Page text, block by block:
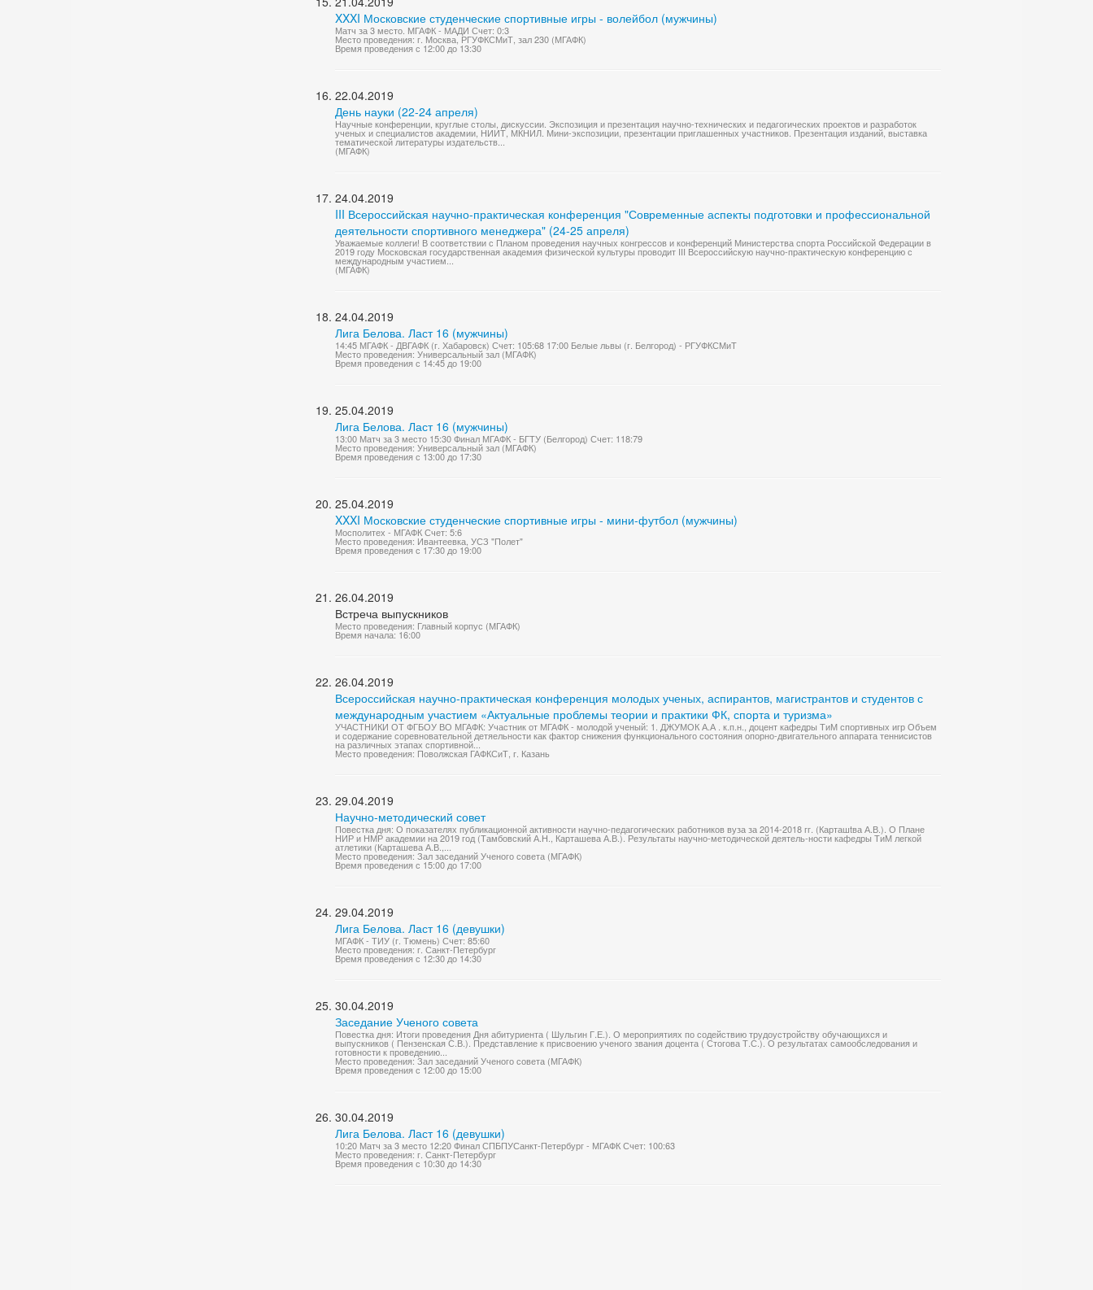
XXXI Московские студенческие спортивные игры - волейбол (мужчины)
Матч за 3 место. МГАФК - МАДИ Счет: 0:3
Место проведения: г. Москва, РГУФКСМиТ, зал 230 (МГАФК)
Время проведения с 12:00 до 13:30
22.04.2019
День науки (22-24 апреля)
Научные конференции, круглые столы, дискуссии. Экспозиция и презентация научно-технических и педагогических проектов и разработок
ученых и специалистов академии, НИИТ, МКНИЛ. Мини-экспозиции, презентации приглашенных участников. Презентация изданий, выставка
тематической литературы издательств...
(МГАФК)
24.04.2019
III Всероссийская научно-практическая конференция "Современные аспекты подготовки и профессиональной
деятельности спортивного менеджера" (24-25 апреля)
Уважаемые коллеги! В соответствии с Планом проведения научных конгрессов и конференций Министерства спорта Российской Федерации в
2019 году Московская государственная академия физической культуры проводит III Всероссийскую научно-практическую конференцию с
международным участием...
(МГАФК)
24.04.2019
Лига Белова. Ласт 16 (мужчины)
14:45 МГАФК - ДВГАФК (г. Хабаровск) Счет: 105:68 17:00 Белые львы (г. Белгород) - РГУФКСМиТ
Место проведения: Универсальный зал (МГАФК)
Время проведения с 14:45 до 19:00
25.04.2019
Лига Белова. Ласт 16 (мужчины)
13:00 Матч за 3 место 15:30 Финал МГАФК - БГТУ (Белгород) Счет: 118:79
Место проведения: Универсальный зал (МГАФК)
Время проведения с 13:00 до 17:30
25.04.2019
XXXI Московские студенческие спортивные игры - мини-футбол (мужчины)
Мосполитех - МГАФК Счет: 5:6
Место проведения: Ивантеевка, УСЗ "Полет"
Время проведения с 17:30 до 19:00
26.04.2019
Встреча выпускников
Место проведения: Главный корпус (МГАФК)
Время начала: 16:00
26.04.2019
Всероссийская научно-практическая конференция молодых ученых, аспирантов, магистрантов и студентов с
международным участием «Актуальные проблемы теории и практики ФК, спорта и туризма»
УЧАСТНИКИ ОТ ФГБОУ ВО МГАФК: Участник от МГАФК - молодой ученый: 1. ДЖУМОК А.А . к.п.н., доцент кафедры ТиМ спортивных игр Объем
и содержание соревновательной детяельности как фактор снижения функционального состояния опорно-двигательного аппарата теннисистов
на различных этапах спортивной...
Место проведения: Поволжская ГАФКСиТ, г. Казань
29.04.2019
Научно-методический совет
Повестка дня: О показателях публикационной активности научно-педагогических работников вуза за 2014-2018 гг. (Карташtва А.В.). О Плане
НИР и НМР академии на 2019 год (Тамбовский А.Н., Карташева А.В.). Результаты научно-методической деятель-ности кафедры ТиМ легкой
атлетики (Карташева А.В.,...
Место проведения: Зал заседаний Ученого совета (МГАФК)
Время проведения с 15:00 до 17:00
29.04.2019
Лига Белова. Ласт 16 (девушки)
МГАФК - ТИУ (г. Тюмень) Счет: 85:60
Место проведения: г. Санкт-Петербург
Время проведения с 12:30 до 14:30
30.04.2019
Заседание Ученого совета
Повестка дня: Итоги проведения Дня абитуриента ( Шульгин Г.Е.). О мероприятиях по содействию трудоустройству обучающихся и
выпускников ( Пензенская С.В.). Представление к присвоению ученого звания доцента ( Стогова Т.С.). О результатах самообследования и
готовности к проведению...
Место проведения: Зал заседаний Ученого совета (МГАФК)
Время проведения с 12:00 до 15:00
30.04.2019
Лига Белова. Ласт 16 (девушки)
10:20 Матч за 3 место 12:20 Финал СПБПУСанкт-Петербург - МГАФК Счет: 100:63
Место проведения: г. Санкт-Петербург
Время проведения с 10:30 до 14:30